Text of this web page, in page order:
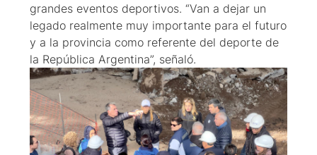
grandes eventos deportivos. “Van a dejar un
legado realmente muy importante para el futuro
y a la provincia como referente del deporte de
la República Argentina”, señaló.